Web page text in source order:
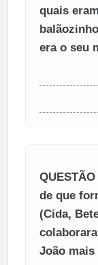
quais
era o seu
de que
(Cida,
João mais